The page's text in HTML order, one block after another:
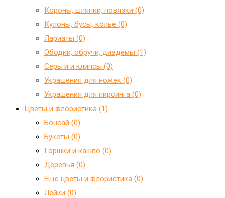
Короны, шляпки, повязки (0)
Кулоны, бусы, колье (0)
Лариаты (0)
Ободки, обручи, диадемы (1)
Серьги и клипсы (0)
Украшения для ножек (0)
Украшения для пирсинга (0)
Цветы и флористика (1)
Бонсай (0)
Букеты (0)
Горшки и кашпо (0)
Деревья (0)
Ещё цветы и флористика (0)
Лейки (0)